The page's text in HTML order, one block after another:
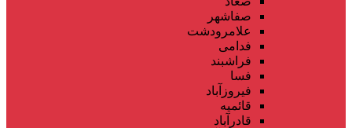
صفاشهر
علامرودشت
فدامی
فراشبند
فسا
فیروزآباد
قائمیه
قادرآباد